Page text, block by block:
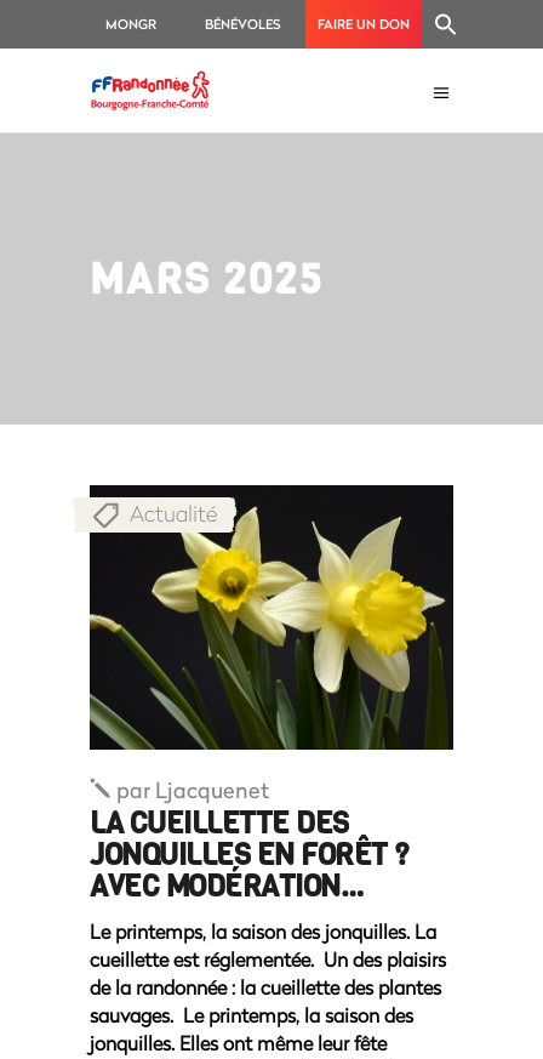
MONGR BÉNÉVOLES FAIRE UN DON
MARS 2025
Actualité
par Ljacquenet
LA CUEILLETTE DES
JONQUILLES EN FORÊT ?
AVEC MODÉRATION…
Le printemps, la saison des jonquilles. La
cueillette est réglementée. Un des plaisirs
de la randonnée : la cueillette des plantes
sauvages. Le printemps, la saison des
jonquilles. Elles ont même leur fête